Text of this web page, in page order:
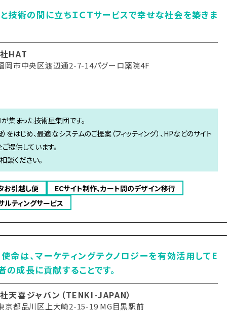
技術の間に立ちＩＣＴサービスで幸せな社会を築きま
HAT
岡市中央区渡辺通2-7-14パグーロ薬院4F
集まった技術屋集団です。
をはじめ、最適なシステムのご提案（フィッティング）、HPなどのサイト
提供しています。
談ください。
お引越し便
ECサイト制作、カート間のデザイン移行
ルティングサービス
命は、マーケティングテクノロジーを有効活用してE
の成長に貢献することです。
天喜ジャパン（TENKI-JAPAN）
京都品川区上大崎2-15-19 MG目黒駅前